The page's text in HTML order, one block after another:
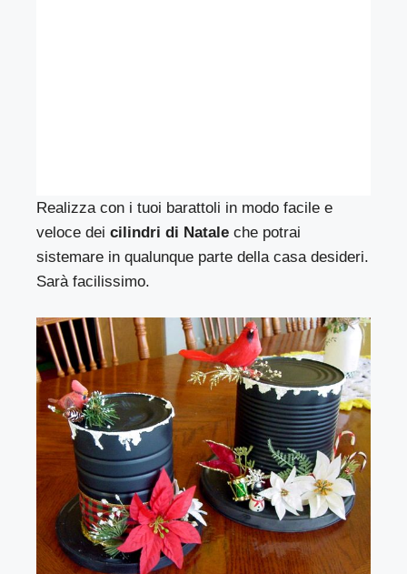
Realizza con i tuoi barattoli in modo facile e
veloce dei cilindri di Natale che potrai
sistemare in qualunque parte della casa desideri.
Sarà facilissimo.